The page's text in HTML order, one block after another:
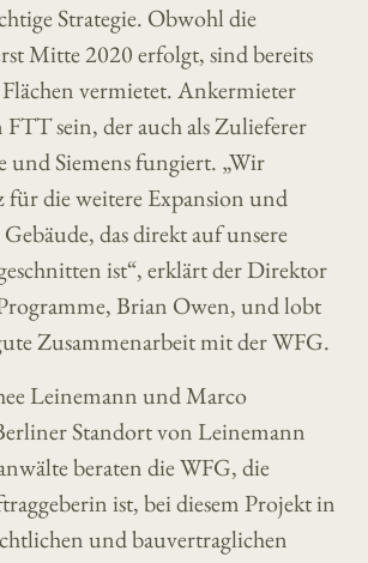
Strategie. Obwohl die
Mitte 2020 erfolgt, sind bereits
vermietet. Ankermieter
sein, der auch als Zulieferer
und Siemens fungiert. „Wir
für die weitere Expansion und
das direkt auf unsere
ist“, erklärt der Direktor
Brian Owen, und lobt
Zusammenarbeit mit der WFG.
Leinemann und Marco
Standort von Leinemann
beraten die WFG, die
ist, bei diesem Projekt in
und bauvertraglichen